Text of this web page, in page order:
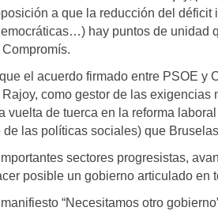
oposición a que la reducción del
hay puntos de unidad
el acuerdo firmado entre PSOE
como gestor de las exigencias
vuelta de tuerca en la reforma
de las políticas sociales) que
sectores progresistas,
posible un gobierno articulado en
“Necesitamos otro